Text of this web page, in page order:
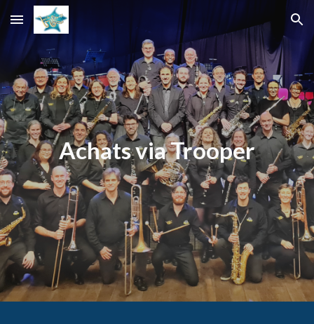
Skip to main content Skip to navigation
Achats via Trooper